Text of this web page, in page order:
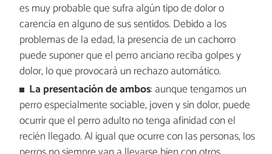
es muy probable que sufra algún tipo de dolor o
carencia en alguno de sus sentidos. Debido a los
problemas de la edad, la presencia de un cachorro
puede suponer que el perro anciano reciba golpes y
dolor, lo que provocará un rechazo automático.
La presentación de ambos: aunque tengamos un
perro especialmente sociable, joven y sin dolor, puede
ocurrir que el perro adulto no tenga afinidad con el
recién llegado. Al igual que ocurre con las personas, los